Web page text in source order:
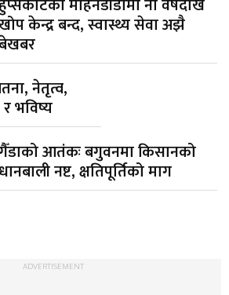
केन्द्र बन्द, स्वास्थ्य सेवा अझै
नेतृत्व,
भविष्य
आतंकः बगुवनमा किसानको
धानबाली नष्ट, क्षतिपूर्तिको माग
ADVERTISEMENT